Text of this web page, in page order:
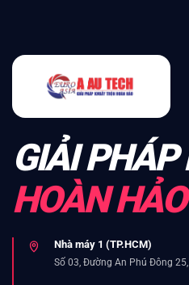
GIẢI PHÁP
HOÀN HẢO
Nhà máy 1 (TP.HCM)
Số 03, Đường An Phú Đông